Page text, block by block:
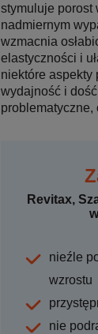
stymuluje porost
nadmiernym
wzmacnia
elastyczności i
niektóre aspekty
wydajność i
problematyczne,
Revitax,
nieźle
wzrostu
nie